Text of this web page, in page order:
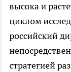
высока и
циклом
российский
стратегией